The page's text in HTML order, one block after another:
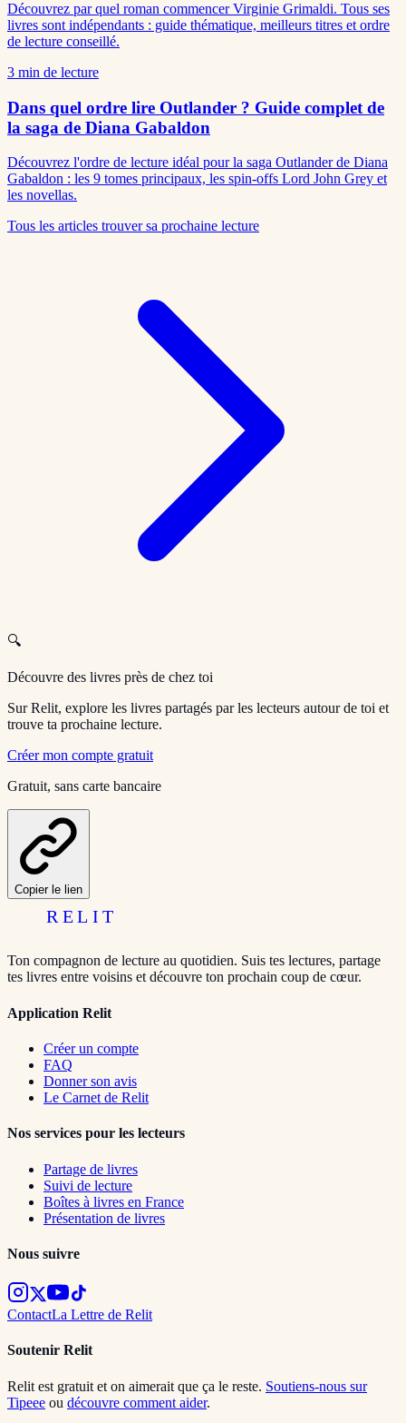
Découvrez par quel roman commencer Virginie Grimaldi. Tous ses
livres sont indépendants : guide thématique, meilleurs titres et ordre
de lecture conseillé.
3 min de lecture
Dans quel ordre lire Outlander ? Guide complet de
la saga de Diana Gabaldon
Découvrez l'ordre de lecture idéal pour la saga Outlander de Diana
Gabaldon : les 9 tomes principaux, les spin-offs Lord John Grey et
les novellas.
Tous les articles trouver sa prochaine lecture
🔍
Découvre des livres près de chez toi
Sur Relit, explore les livres partagés par les lecteurs autour de toi et
trouve ta prochaine lecture.
Créer mon compte gratuit
Gratuit, sans carte bancaire
Copier le lien
RELIT
Ton compagnon de lecture au quotidien. Suis tes lectures, partage
tes livres entre voisins et découvre ton prochain coup de cœur.
Application Relit
Créer un compte
FAQ
Donner son avis
Le Carnet de Relit
Nos services pour les lecteurs
Partage de livres
Suivi de lecture
Boîtes à livres en France
Présentation de livres
Nous suivre
ContactLa Lettre de Relit
Soutenir Relit
Relit est gratuit et on aimerait que ça le reste. Soutiens-nous sur
Tipeee ou découvre comment aider.